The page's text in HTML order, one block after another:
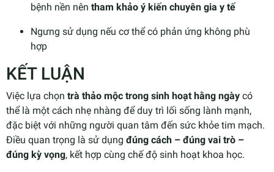
bệnh nền nên tham khảo ý kiến chuyên gia y tế
Ngưng sử dụng nếu cơ thể có phản ứng không phù
hợp
KẾT LUẬN
Việc lựa chọn trà thảo mộc trong sinh hoạt hằng ngày có
thể là một cách nhẹ nhàng để duy trì lối sống lành mạnh,
đặc biệt với những người quan tâm đến sức khỏe tim mạch.
Điều quan trọng là sử dụng đúng cách – đúng vai trò –
đúng kỳ vọng, kết hợp cùng chế độ sinh hoạt khoa học.